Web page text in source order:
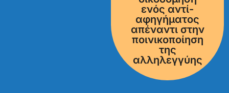
ενός αντί-
αφηγήματος
απέναντι στην
ποινικοποίηση
της
αλληλεγγύης